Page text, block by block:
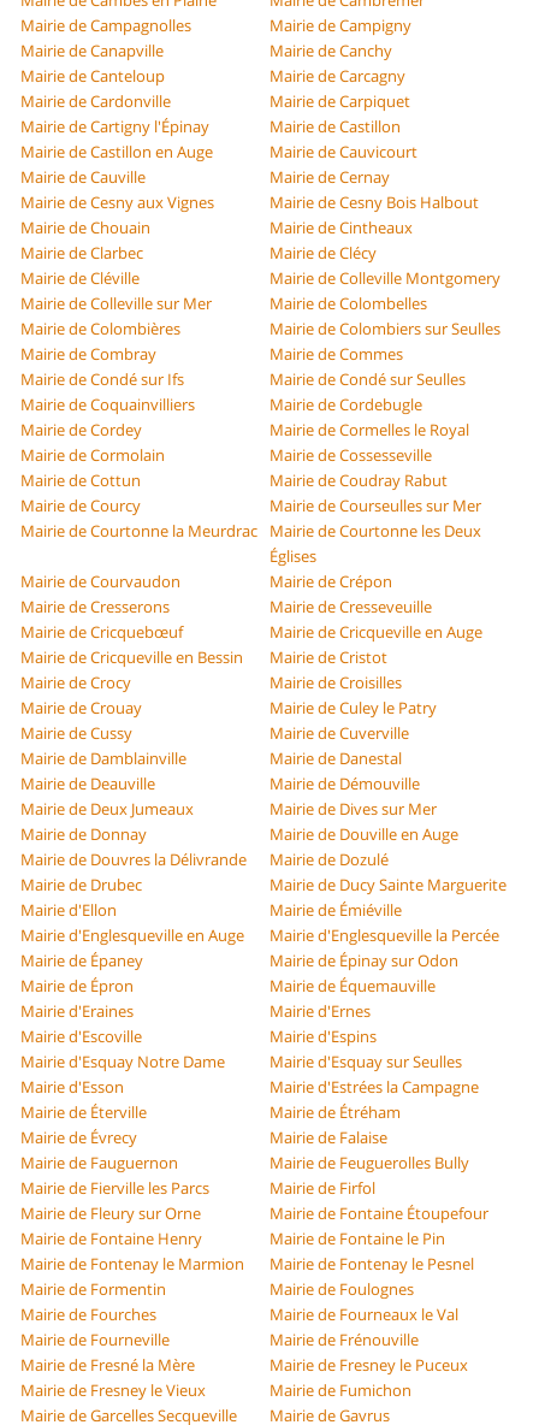
Mairie de Campagnolles
Mairie de Campigny
Mairie de Canapville
Mairie de Canchy
Mairie de Canteloup
Mairie de Carcagny
Mairie de Cardonville
Mairie de Carpiquet
Mairie de Cartigny l'Épinay
Mairie de Castillon
Mairie de Castillon en Auge
Mairie de Cauvicourt
Mairie de Cauville
Mairie de Cernay
Mairie de Cesny aux Vignes
Mairie de Cesny Bois Halbout
Mairie de Chouain
Mairie de Cintheaux
Mairie de Clarbec
Mairie de Clécy
Mairie de Cléville
Mairie de Colleville Montgomery
Mairie de Colleville sur Mer
Mairie de Colombelles
Mairie de Colombières
Mairie de Colombiers sur Seulles
Mairie de Combray
Mairie de Commes
Mairie de Condé sur Ifs
Mairie de Condé sur Seulles
Mairie de Coquainvilliers
Mairie de Cordebugle
Mairie de Cordey
Mairie de Cormelles le Royal
Mairie de Cormolain
Mairie de Cossesseville
Mairie de Cottun
Mairie de Coudray Rabut
Mairie de Courcy
Mairie de Courseulles sur Mer
Mairie de Courtonne la Meurdrac
Mairie de Courtonne les Deux
Églises
Mairie de Courvaudon
Mairie de Crépon
Mairie de Cresserons
Mairie de Cresseveuille
Mairie de Cricquebœuf
Mairie de Cricqueville en Auge
Mairie de Cricqueville en Bessin
Mairie de Cristot
Mairie de Crocy
Mairie de Croisilles
Mairie de Crouay
Mairie de Culey le Patry
Mairie de Cussy
Mairie de Cuverville
Mairie de Damblainville
Mairie de Danestal
Mairie de Deauville
Mairie de Démouville
Mairie de Deux Jumeaux
Mairie de Dives sur Mer
Mairie de Donnay
Mairie de Douville en Auge
Mairie de Douvres la Délivrande
Mairie de Dozulé
Mairie de Drubec
Mairie de Ducy Sainte Marguerite
Mairie d'Ellon
Mairie de Émiéville
Mairie d'Englesqueville en Auge
Mairie d'Englesqueville la Percée
Mairie de Épaney
Mairie de Épinay sur Odon
Mairie de Épron
Mairie de Équemauville
Mairie d'Eraines
Mairie d'Ernes
Mairie d'Escoville
Mairie d'Espins
Mairie d'Esquay Notre Dame
Mairie d'Esquay sur Seulles
Mairie d'Esson
Mairie d'Estrées la Campagne
Mairie de Éterville
Mairie de Étréham
Mairie de Évrecy
Mairie de Falaise
Mairie de Fauguernon
Mairie de Feuguerolles Bully
Mairie de Fierville les Parcs
Mairie de Firfol
Mairie de Fleury sur Orne
Mairie de Fontaine Étoupefour
Mairie de Fontaine Henry
Mairie de Fontaine le Pin
Mairie de Fontenay le Marmion
Mairie de Fontenay le Pesnel
Mairie de Formentin
Mairie de Foulognes
Mairie de Fourches
Mairie de Fourneaux le Val
Mairie de Fourneville
Mairie de Frénouville
Mairie de Fresné la Mère
Mairie de Fresney le Puceux
Mairie de Fresney le Vieux
Mairie de Fumichon
Mairie de Garcelles Secqueville
Mairie de Gavrus